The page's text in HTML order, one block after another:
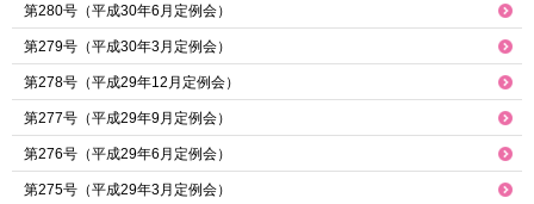
第280号（平成30年6月定例会）
第279号（平成30年3月定例会）
第278号（平成29年12月定例会）
第277号（平成29年9月定例会）
第276号（平成29年6月定例会）
第275号（平成29年3月定例会）